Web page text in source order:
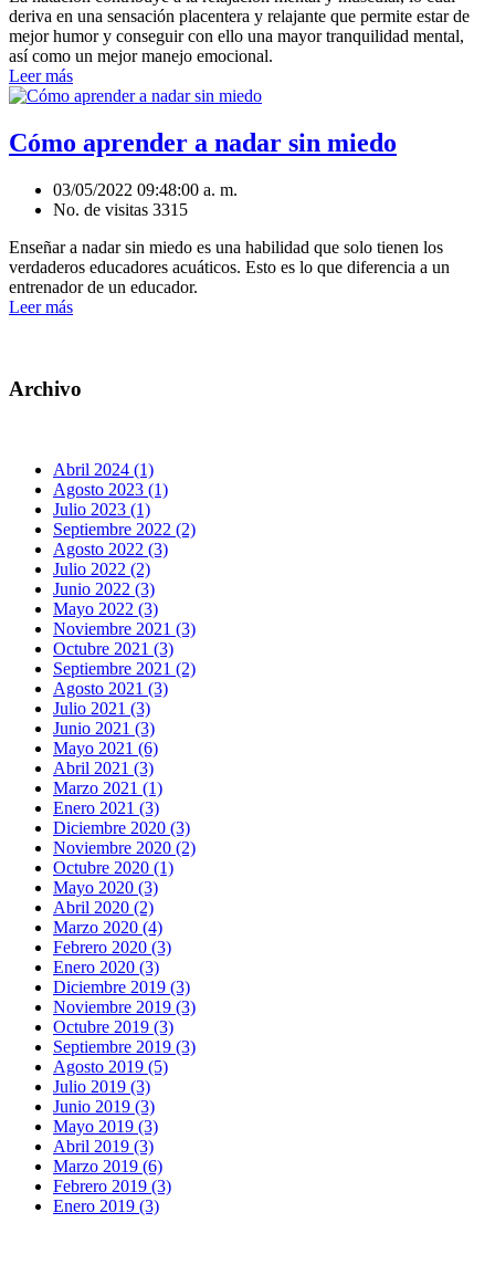
deriva en una sensación placentera y relajante que permite estar de
mejor humor y conseguir con ello una mayor tranquilidad mental,
así como un mejor manejo emocional.
Leer más
Cómo aprender a nadar sin miedo
03/05/2022 09:48:00 a. m.
No. de visitas 3315
Enseñar a nadar sin miedo es una habilidad que solo tienen los
verdaderos educadores acuáticos. Esto es lo que diferencia a un
entrenador de un educador.
Leer más
Archivo
Abril 2024 (1)
Agosto 2023 (1)
Julio 2023 (1)
Septiembre 2022 (2)
Agosto 2022 (3)
Julio 2022 (2)
Junio 2022 (3)
Mayo 2022 (3)
Noviembre 2021 (3)
Octubre 2021 (3)
Septiembre 2021 (2)
Agosto 2021 (3)
Julio 2021 (3)
Junio 2021 (3)
Mayo 2021 (6)
Abril 2021 (3)
Marzo 2021 (1)
Enero 2021 (3)
Diciembre 2020 (3)
Noviembre 2020 (2)
Octubre 2020 (1)
Mayo 2020 (3)
Abril 2020 (2)
Marzo 2020 (4)
Febrero 2020 (3)
Enero 2020 (3)
Diciembre 2019 (3)
Noviembre 2019 (3)
Octubre 2019 (3)
Septiembre 2019 (3)
Agosto 2019 (5)
Julio 2019 (3)
Junio 2019 (3)
Mayo 2019 (3)
Abril 2019 (3)
Marzo 2019 (6)
Febrero 2019 (3)
Enero 2019 (3)